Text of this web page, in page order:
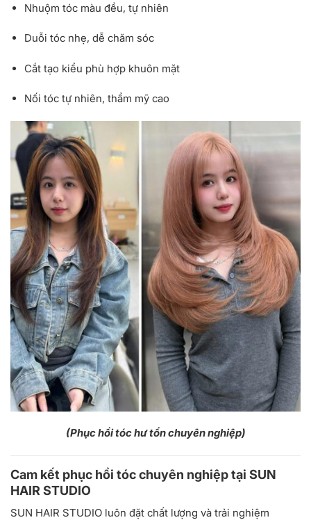
Nhuộm tóc màu đều, tự nhiên
Duỗi tóc nhẹ, dễ chăm sóc
Cắt tạo kiểu phù hợp khuôn mặt
Nối tóc tự nhiên, thẩm mỹ cao
(Phục hồi tóc hư tổn chuyên nghiệp)
Cam kết phục hồi tóc chuyên nghiệp tại SUN
HAIR STUDIO
SUN HAIR STUDIO luôn đặt chất lượng và trải nghiệm